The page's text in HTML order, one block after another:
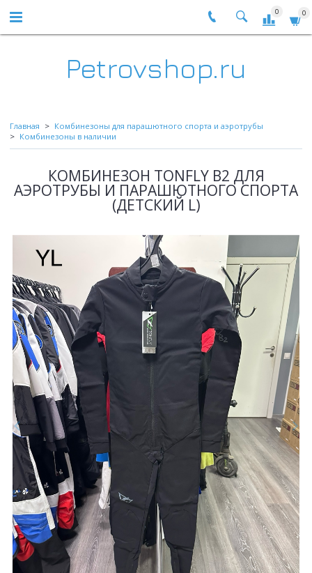
0 0
Petrovshop.ru
Главная
Комбинезоны для парашютного спорта и аэротрубы
Комбинезоны в наличии
КОМБИНЕЗОН TONFLY B2 ДЛЯ
АЭРОТРУБЫ И ПАРАШЮТНОГО СПОРТА
(ДЕТСКИЙ L)